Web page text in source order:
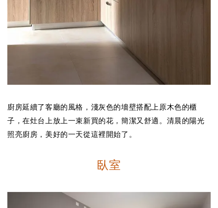
廚房延續了客廳的風格，淺灰色的墻壁搭配上原木色的櫃
子，在灶台上放上一束新買的花，簡潔又舒適 。 清晨的陽光
照亮廚房，美好的一天從這裡 開始了。
臥室